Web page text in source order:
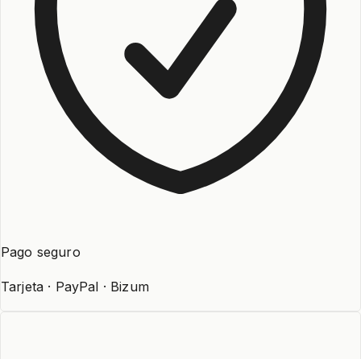
Pago seguro
Tarjeta · PayPal · Bizum